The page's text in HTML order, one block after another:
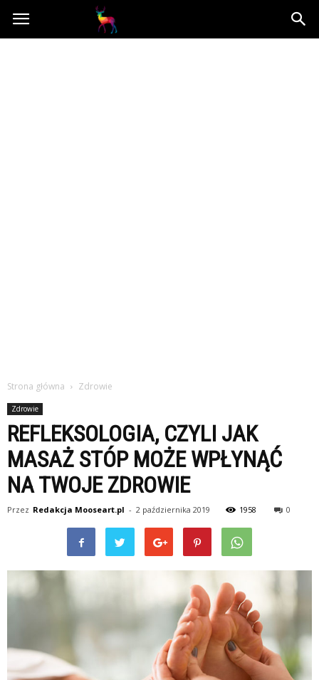
Mooseart.pl
Strona główna Zdrowie
Zdrowie
REFLEKSOLOGIA, CZYLI JAK
MASAŻ STÓP MOŻE WPŁYNĄĆ
NA TWOJE ZDROWIE
Przez Redakcja Mooseart.pl - 2 października 2019 1958 0